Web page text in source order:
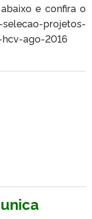
e confira o
projetos-
ago-2016